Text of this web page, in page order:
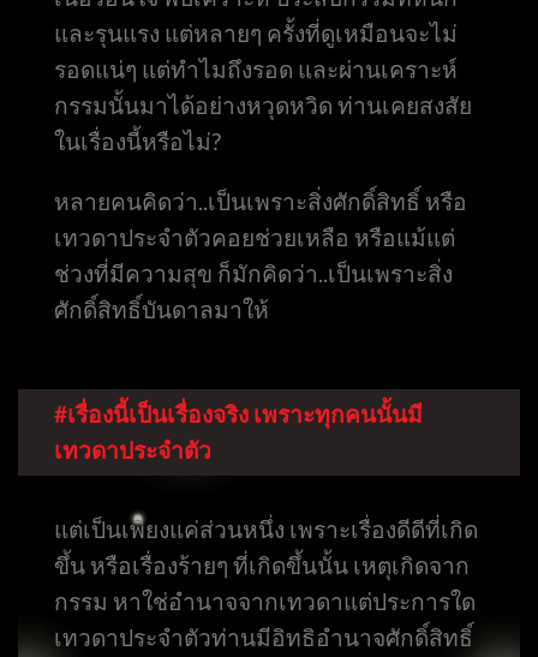
และรุนแรง แต่หลายๆ ครั้งที่ดูเหมือนจะไม่
รอดแน่ๆ แต่ทำไมถึงรอด และผ่านเคราะห์
กรรมนั้นมาได้อย่างหวุดหวิด ท่านเคยสงสัย
ในเรื่องนี้หรือไม่?
หลายคนคิดว่า..เป็นเพราะสิ่งศักดิ์สิทธิ์ หรือ
เทวดาประจำตัวคอยช่วยเหลือ หรือแม้แต่
ช่วงที่มีความสุข ก็มักคิดว่า..เป็นเพราะสิ่ง
ศักดิ์สิทธิ์บันดาลมาให้
#เรื่องนี้เป็นเรื่องจริง เพราะทุกคนนั้นมี
เทวดาประจำตัว
แต่เป็นเพียงแค่ส่วนหนึ่ง เพราะเรื่องดีดีที่เกิด
ขึ้น หรือเรื่องร้ายๆ ที่เกิดขึ้นนั้น เหตุเกิดจาก
กรรม หาใช่อำนาจจากเทวดาแต่ประการใด
เทวดาประจำตัวท่านมีอิทธิอำนาจศักดิ์สิทธิ์